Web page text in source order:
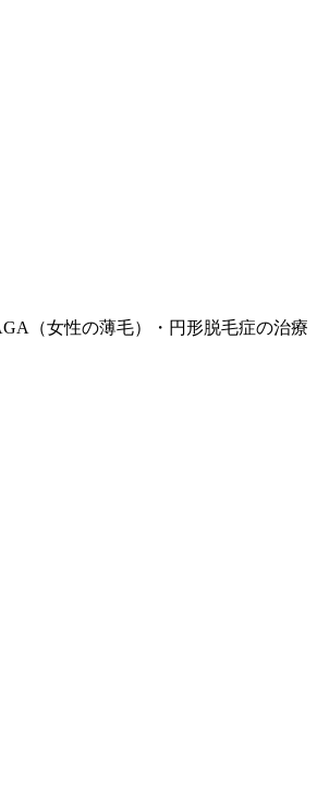
（女性の薄毛）・円形脱毛症の治療